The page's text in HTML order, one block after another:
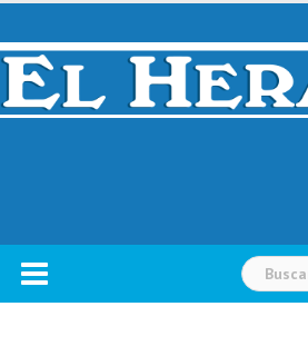
Skip
content
Buscar: